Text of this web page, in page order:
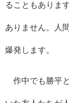
ることもありま
ありません。人
爆発します。
作中でも勝平